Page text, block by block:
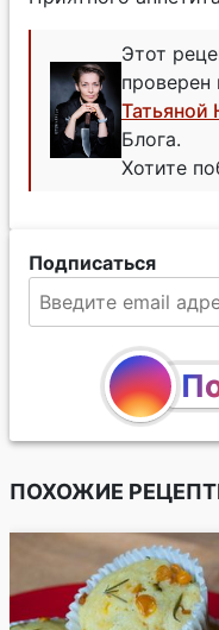
Этот
Татьяной
Блога.
Хотите
Подписаться
ПОХОЖИЕ